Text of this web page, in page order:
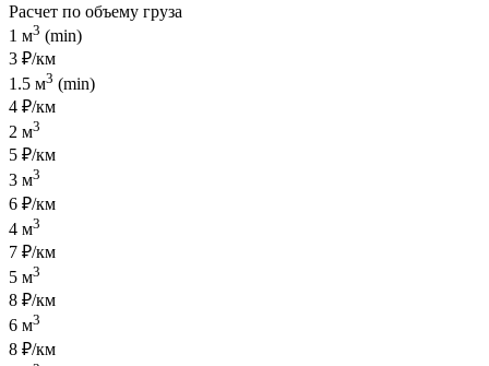
Расчет по объему груза
1 м3 (min)
3 ₽/км
1.5 м3 (min)
4 ₽/км
2 м3
5 ₽/км
3 м3
6 ₽/км
4 м3
7 ₽/км
5 м3
8 ₽/км
6 м3
8 ₽/км